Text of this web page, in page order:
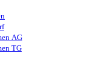
AG
TG